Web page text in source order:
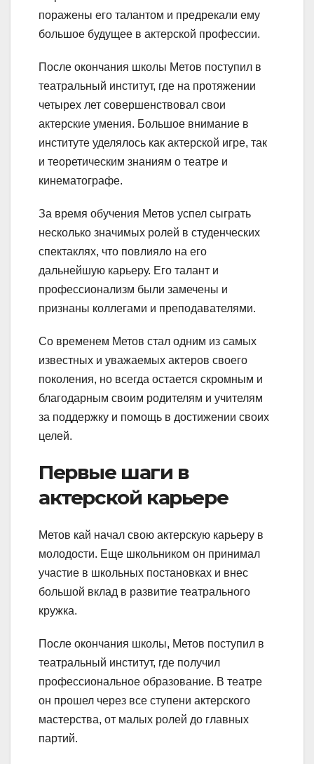
поражены его талантом и предрекали ему
большое будущее в актерской профессии.
После окончания школы Метов поступил в
театральный институт, где на протяжении
четырех лет совершенствовал свои
актерские умения. Большое внимание в
институте уделялось как актерской игре, так
и теоретическим знаниям о театре и
кинематографе.
За время обучения Метов успел сыграть
несколько значимых ролей в студенческих
спектаклях, что повлияло на его
дальнейшую карьеру. Его талант и
профессионализм были замечены и
признаны коллегами и преподавателями.
Со временем Метов стал одним из самых
известных и уважаемых актеров своего
поколения, но всегда остается скромным и
благодарным своим родителям и учителям
за поддержку и помощь в достижении своих
целей.
Первые шаги в
актерской карьере
Метов кай начал свою актерскую карьеру в
молодости. Еще школьником он принимал
участие в школьных постановках и внес
большой вклад в развитие театрального
кружка.
После окончания школы, Метов поступил в
театральный институт, где получил
профессиональное образование. В театре
он прошел через все ступени актерского
мастерства, от малых ролей до главных
партий.